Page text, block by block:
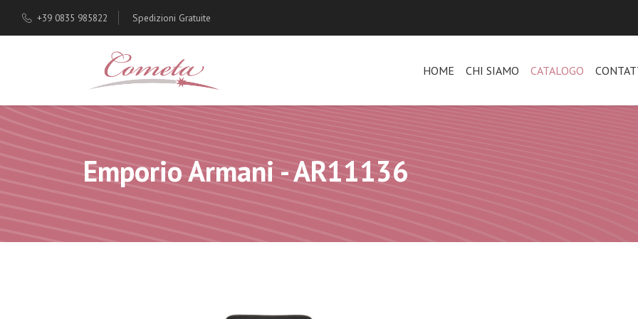
+39 0835 985822 Spedizioni Gratuite
HOME CHI SIAMO CATALOGO
Emporio Armani - AR11136